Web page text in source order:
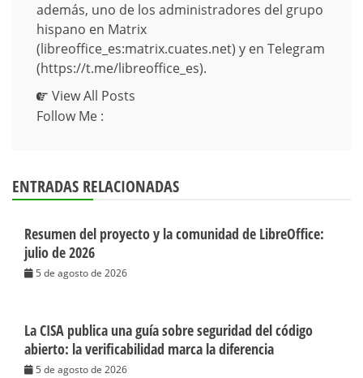
además, uno de los administradores del grupo
hispano en Matrix
(libreoffice_es:matrix.cuates.net) y en Telegram
(https://t.me/libreoffice_es).
View All Posts
Follow Me :
ENTRADAS RELACIONADAS
Resumen del proyecto y la comunidad de LibreOffice:
julio de 2026
5 de agosto de 2026
La CISA publica una guía sobre seguridad del código
abierto: la verificabilidad marca la diferencia
5 de agosto de 2026